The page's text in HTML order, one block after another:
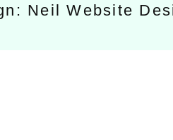
Neil Website